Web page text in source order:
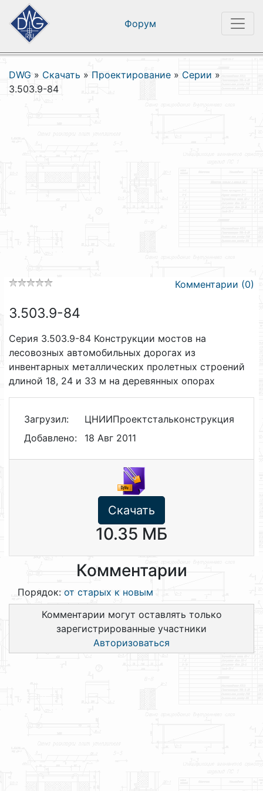
Форум
DWG » Скачать » Проектирование » Серии »
3.503.9-84
Комментарии (0)
3.503.9-84
Серия 3.503.9-84 Конструкции мостов на
лесовозных автомобильных дорогах из
инвентарных металлических пролетных строений
длиной 18, 24 и 33 м на деревянных опорах
Загрузил:
ЦНИИПроектстальконструкция
Добавлено:
18 Авг 2011
Скачать
10.35 МБ
Комментарии
Порядок: от старых к новым
Комментарии могут оставлять только
зарегистрированные участники
Авторизоваться